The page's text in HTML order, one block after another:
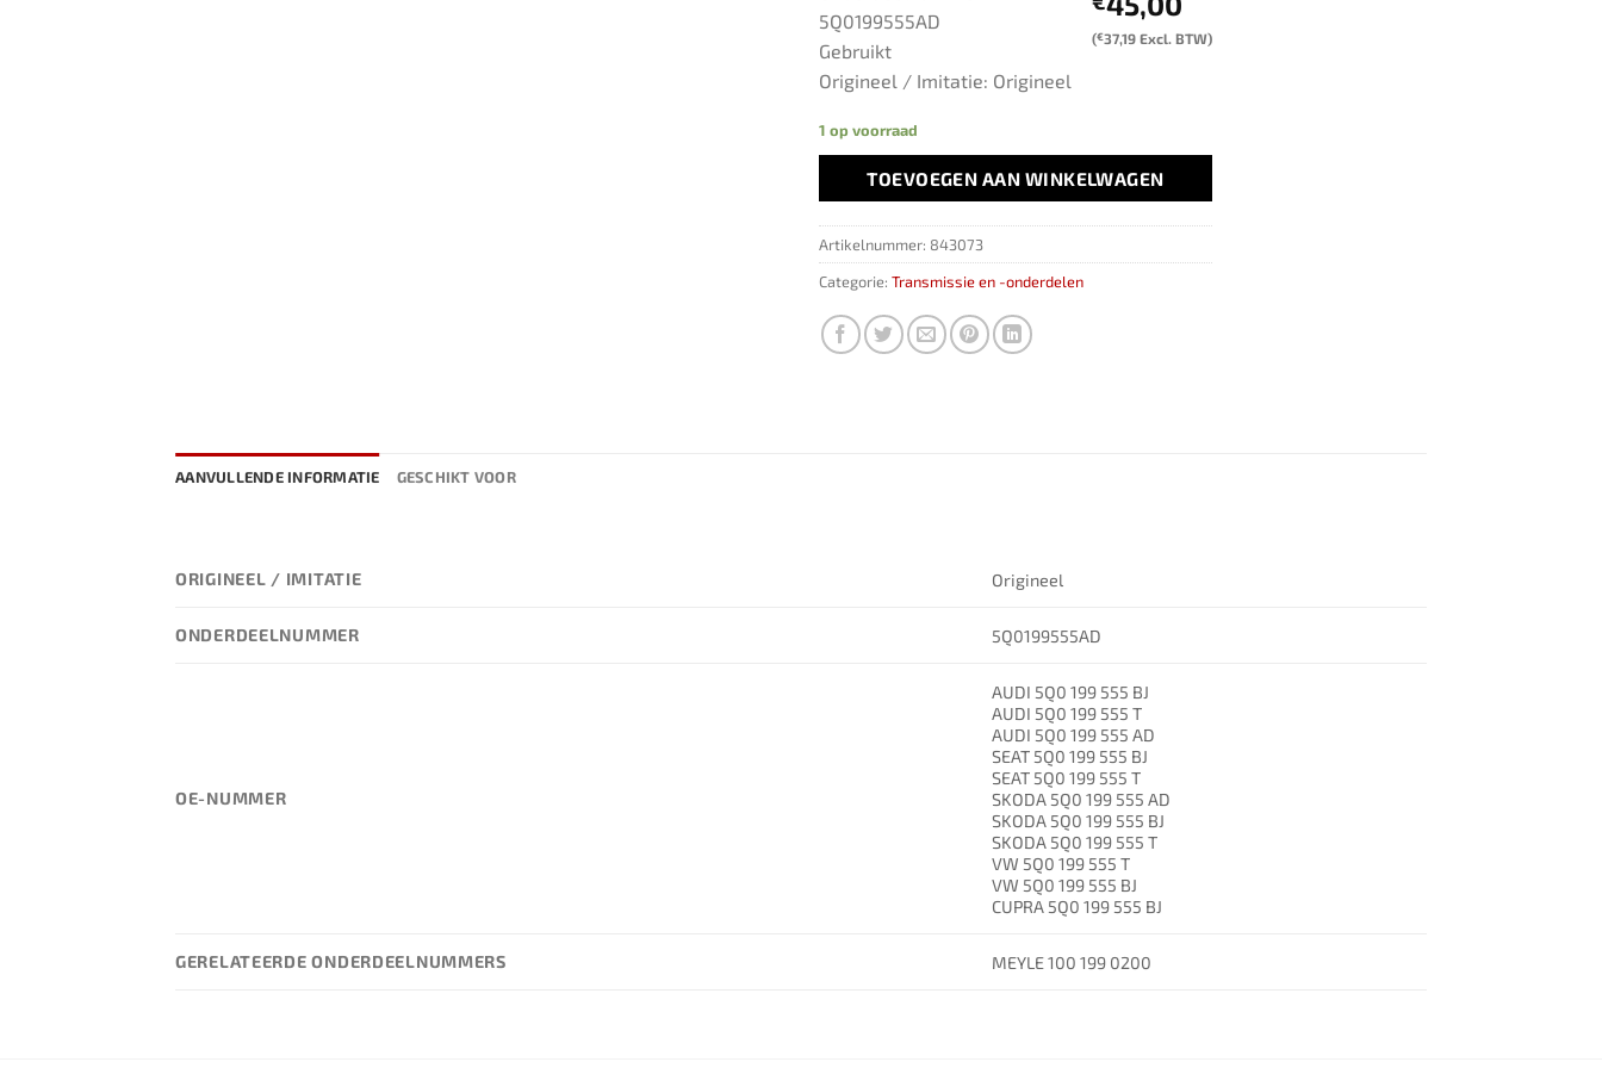
(€37,19 Excl. BTW)
5Q0199555AD
Gebruikt
Origineel / Imitatie: Origineel
1 op voorraad
TOEVOEGEN AAN WINKELWAGEN
Artikelnummer: 843073
Categorie: Transmissie en -onderdelen
AANVULLENDE INFORMATIE GESCHIKT VOOR
ORIGINEEL / IMITATIE Origineel
ONDERDEELNUMMER 5Q0199555AD
OE-NUMMER
AUDI 5Q0 199 555 BJ
AUDI 5Q0 199 555 T
AUDI 5Q0 199 555 AD
SEAT 5Q0 199 555 BJ
SEAT 5Q0 199 555 T
SKODA 5Q0 199 555 AD
SKODA 5Q0 199 555 BJ
SKODA 5Q0 199 555 T
VW 5Q0 199 555 T
VW 5Q0 199 555 BJ
CUPRA 5Q0 199 555 BJ
GERELATEERDE ONDERDEELNUMMERS MEYLE 100 199 0200